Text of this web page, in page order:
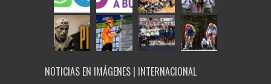
NOTICIAS EN IMÁGENES | INTERNACIONAL